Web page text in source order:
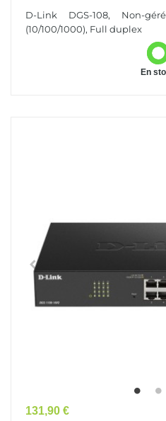
D-Link DGS-108, Non-
(10/100/1000), Full duplex
En
Prix
131,90 €